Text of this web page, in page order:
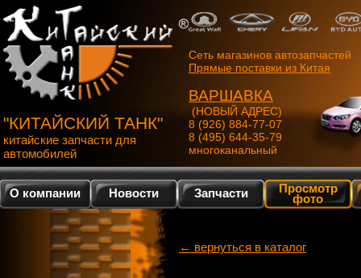
"КИТАЙСКИЙ ТАНК"
китайские запчасти для
автомобилей
Сеть магазинов автозапчастей
Прямые поставки из Китая
ВАРШАВКА
(НОВЫЙ АДРЕС)
8 (926) 884-77-07
8 (495) 644-35-79
многоканальный
О компании Новости Запчасти Просмотр
фото
← вернуться в каталог